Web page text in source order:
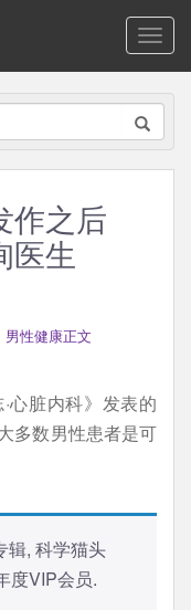
作之后
医生
男性健康正文
心脏内科》发表的
多数男性患者是可
辑, 科学猫头
度VIP会员.